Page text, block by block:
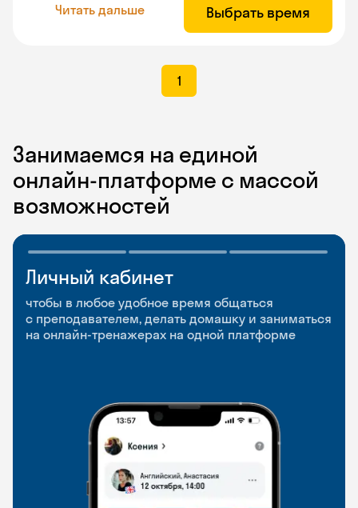
Читать дальше Выбрать время
1
Занимаемся на единой
онлайн-платформе с массой
возможностей
Личный кабинет
чтобы в любое удобное время общаться
с преподавателем, делать домашку и заниматься
на онлайн-тренажерах на одной платформе
Мобильное
приложение
чтобы заниматься и изучать новые слова где
и когда удобно
Разговорные клубы
и Talks
Групповые занятия для разговорной практики
и индивидуальные встречи с преподавателями